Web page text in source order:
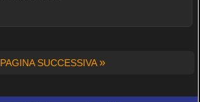
PAGINA SUCCESSIVA»